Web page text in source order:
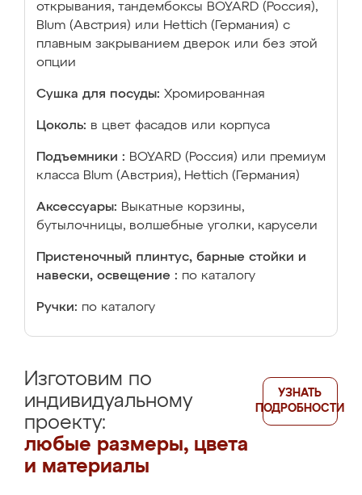
открывания, тандембоксы BOYARD (Россия),
Blum (Австрия) или Hettich (Германия) с
плавным закрыванием дверок или без этой
опции
Сушка для посуды: Хромированная
Цоколь: в цвет фасадов или корпуса
Подъемники : BOYARD (Россия) или премиум
класса Blum (Австрия), Hettich (Германия)
Аксессуары: Выкатные корзины,
бутылочницы, волшебные уголки, карусели
Пристеночный плинтус, барные стойки и
навески, освещение : по каталогу
Ручки: по каталогу
Изготовим по
индивидуальному
проекту:
любые размеры, цвета
и материалы
УЗНАТЬ
ПОДРОБНОСТИ